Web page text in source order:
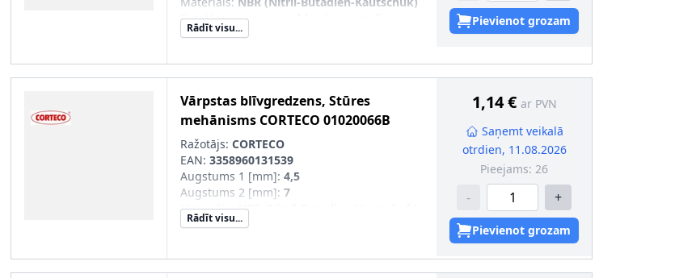
Putekļusargs
Ārējais diametrs 1 [mm]
Rādīt visu... Pievienot grozam
Vārpstas blīvgredzens, Stūres
mehānisms CORTECO 01020066B
Ražotājs: CORTECO
EAN: 3358960131539
Augstums 1 [mm]: 4,5
Augstums 2 [mm]: 7
Materiāls:NBR (Nitril-Butadien-Kautschuk)
Putekļusargs
Iekšējais diametrs 1 [mm]:26
Rādīt visu...
1,14 € ar PVN
Saņemt veikalā
otrdien, 11.08.2026
Pieejams: 26
- +
Pievienot grozam